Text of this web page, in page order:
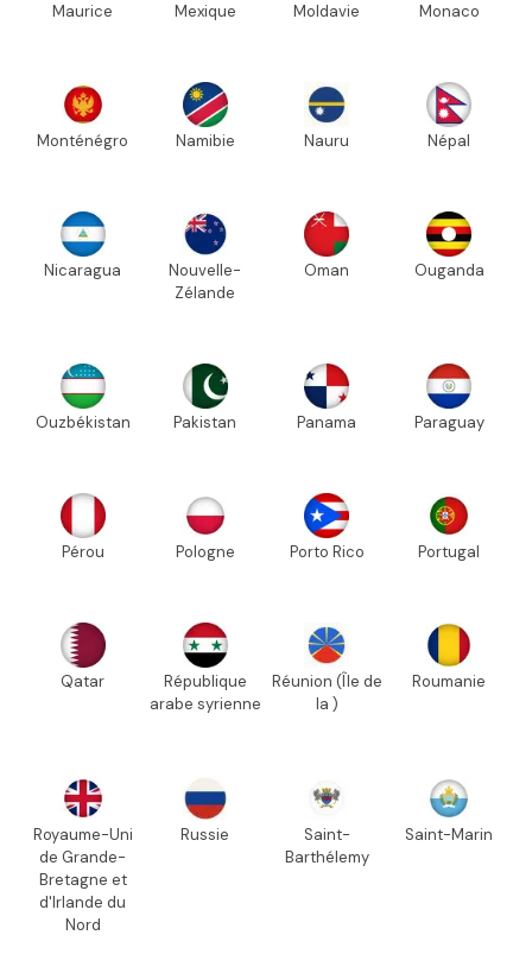
Maurice Mexique Moldavie Monaco
Monténégro Namibie Nauru Népal
Nicaragua
Nouvelle-
Zélande
Oman Ouganda
Ouzbékistan Pakistan Panama Paraguay
Pérou Pologne Porto Rico Portugal
Qatar
République
arabe syrienne
Réunion (Île de
la )
Roumanie
Royaume-Uni
de Grande-
Bretagne et
d'Irlande du
Nord
Russie
Saint-
Barthélemy
Saint-Marin